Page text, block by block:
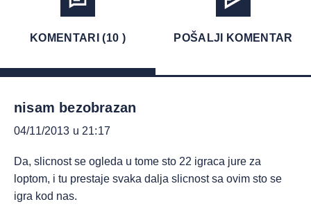
KOMENTARI (10 ) POŠALJI KOMENTAR
nisam bezobrazan
04/11/2013 u 21:17
Da, slicnost se ogleda u tome sto 22 igraca jure za
loptom, i tu prestaje svaka dalja slicnost sa ovim sto se
igra kod nas.